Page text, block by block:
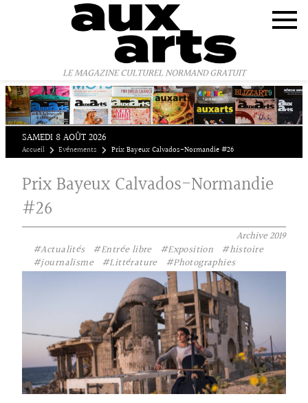
LE MAGAZINE CULTUREL NORMAND GRATUIT
SAMEDI 8 AOÛT 2026
Accueil Evénements Prix Bayeux Calvados-Normandie #26
Prix Bayeux Calvados-Normandie
#26
Archive2019
#Actualités
#Entrée libre #Exposition
#histoire
#journalisme
#Littérature #Photographies
Panneau de gestion des cookies